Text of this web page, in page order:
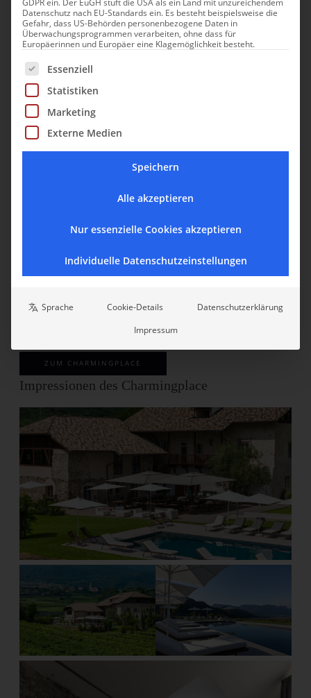
den Hausgästen, um sich zu entspannen und die
wunderbare Landschaft am Kalterer See zu 360 Grad zu
CP: Vielen Dank Herr Battisti für diesen Einblick in die
Exzellenz der Gastfreundschaft mit familiärer Herzlichkeit.
Unsere ausführliche Beschreibung der Battisti
ZUM CHARMINGPLACE
Impressionen des Charmingplace
Datenschutz nach EU-Standards ein. Es besteht beispielsweise die
Gefahr, dass US-Behörden personenbezogene Daten in
Überwachungsprogrammen verarbeiten, ohne dass für
Europäerinnen und Europäer eine Klagemöglichkeit besteht.
Es folgt eine Liste der Service-Gruppen, für die eine
Essenziell
Statistiken
Marketing
Externe Medien
Speichern
Alle akzeptieren
Nur essenzielle Cookies akzeptieren
Individuelle Datenschutzeinstellungen
Sprache Cookie-Details
Datenschutzerklärung
Impressum